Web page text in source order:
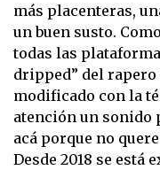
más placenteras,
un buen susto.
todas las
dripped” del
modificado con la
atención un sonido
acá porque no
Desde 2018 se está